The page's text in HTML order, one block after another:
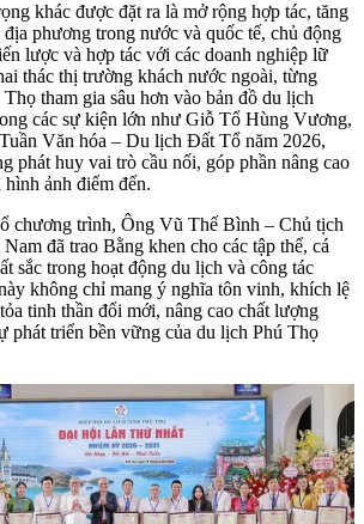
khác được đặt ra là mở rộng hợp tác, tăng
phương trong nước và quốc tế, chủ động
lược và hợp tác với các doanh nghiệp lữ
thác thị trường khách nước ngoài, từng
tham gia sâu hơn vào bản đồ du lịch
các sự kiện lớn như Giỗ Tổ Hùng Vương,
Văn hóa – Du lịch Đất Tổ năm 2026,
phát huy vai trò cầu nối, góp phần nâng cao
ảnh điểm đến.
chương trình, Ông Vũ Thế Bình – Chủ tịch
đã trao Bằng khen cho các tập thể, cá
sắc trong hoạt động du lịch và công tác
không chỉ mang ý nghĩa tôn vinh, khích lệ
tinh thần đổi mới, nâng cao chất lượng
phát triển bền vững của du lịch Phú Thọ